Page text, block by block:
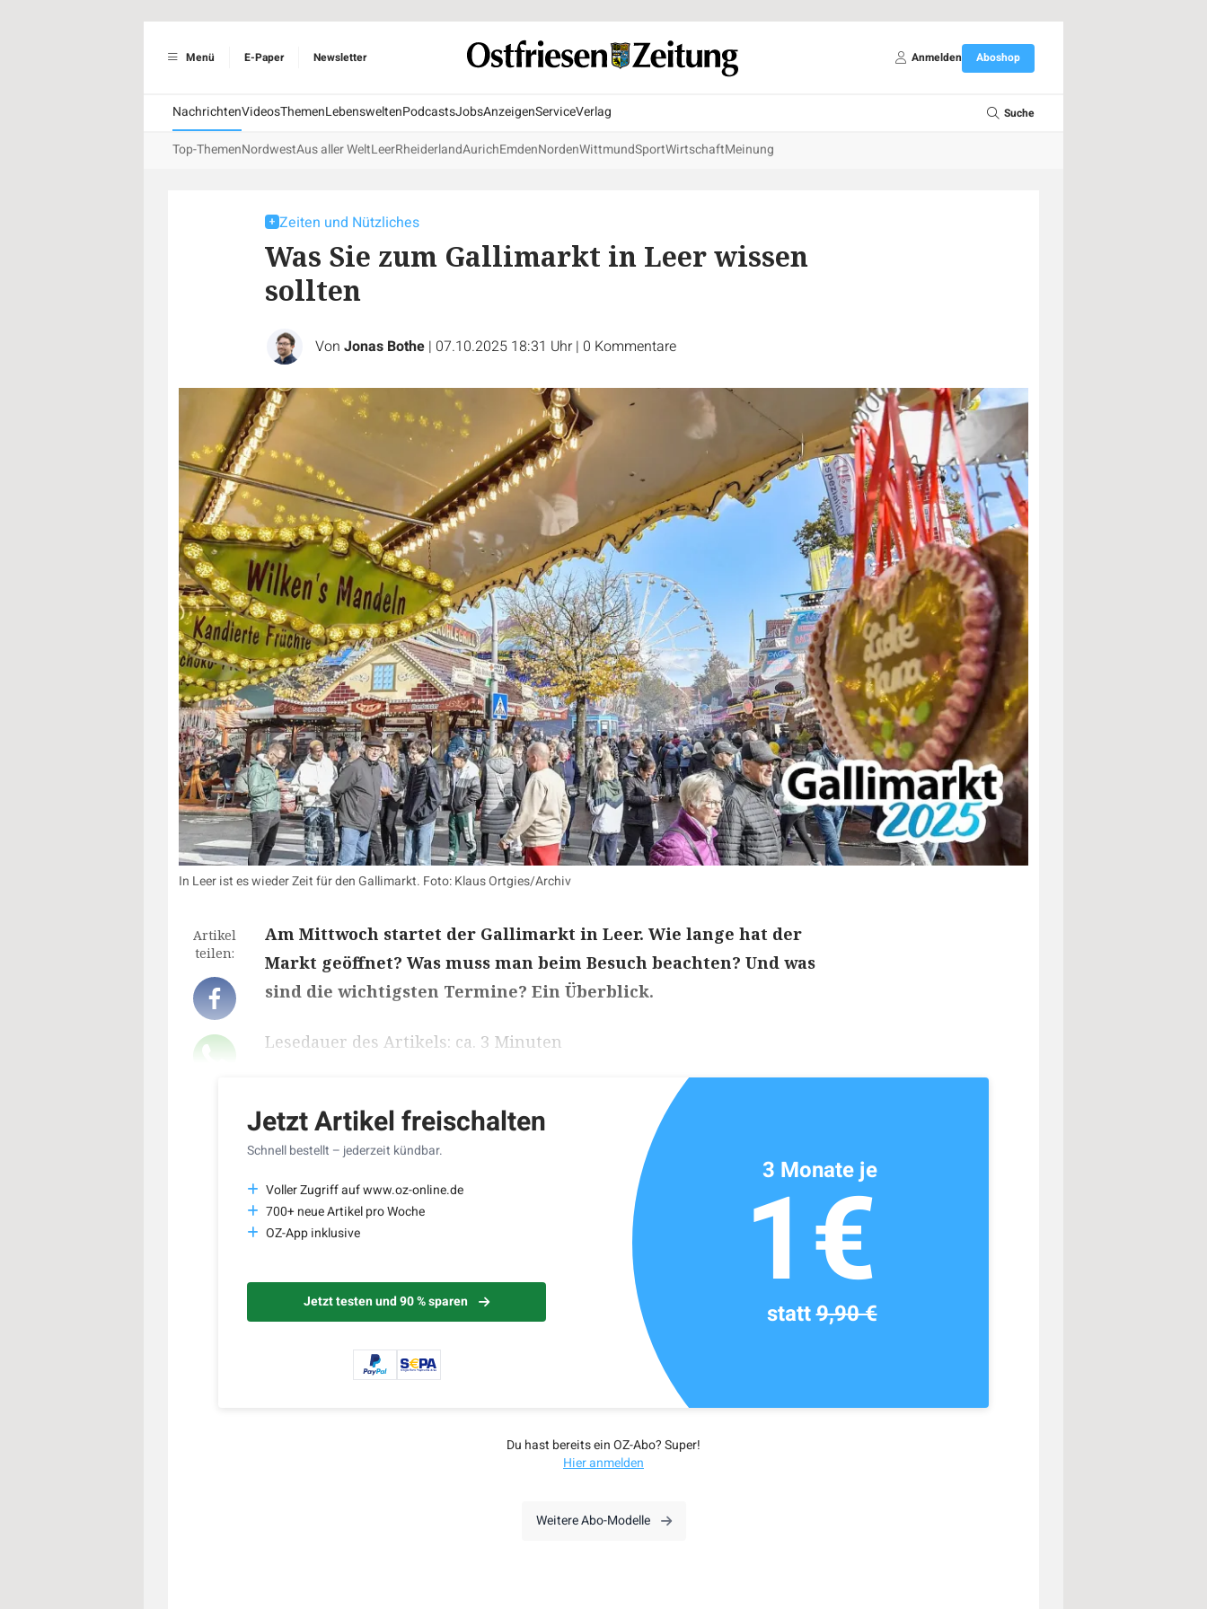
Menü E-Paper Newsletter Anmelden Aboshop
NachrichtenVideosThemenLebensweltenPodcastsJobsAnzeigenServiceVerlag Suche
Top-ThemenNordwestAus aller WeltLeerRheiderlandAurichEmdenNordenWittmundSportWirtschaftMeinung
Zeiten und Nützliches
Was Sie zum Gallimarkt in Leer wissen
sollten
Von Jonas Bothe | 07.10.2025 18:31 Uhr | 0 Kommentare
In Leer ist es wieder Zeit für den Gallimarkt. Foto: Klaus Ortgies/Archiv
Artikel
teilen:
Am Mittwoch startet der Gallimarkt in Leer. Wie lange hat der
Markt geöffnet? Was muss man beim Besuch beachten? Und was
sind die wichtigsten Termine? Ein Überblick.
Lesedauer des Artikels: ca. 3 Minuten
Jetzt Artikel freischalten
Schnell bestellt – jederzeit kündbar.
Voller Zugriff auf www.oz-online.de
700+ neue Artikel pro Woche
OZ-App inklusive
Jetzt testen und 90 % sparen
3 Monate je
1€
statt9,90 €
Du hast bereits ein OZ-Abo? Super!
Hier anmelden
Weitere Abo-Modelle